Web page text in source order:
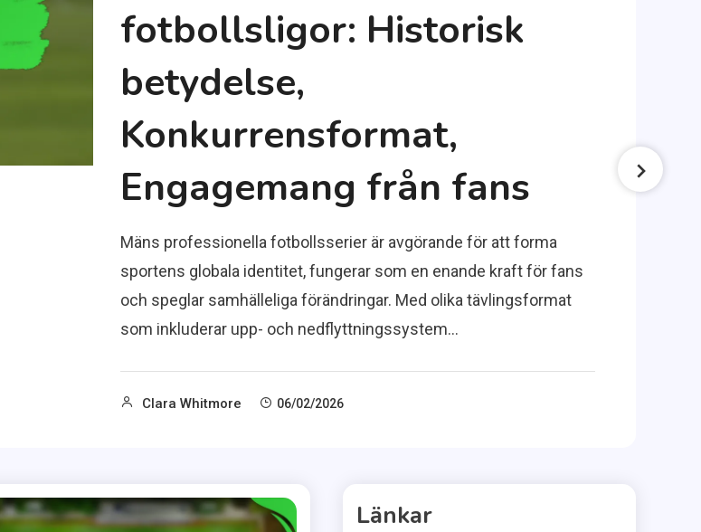
fotbollsligor: Historisk
betydelse,
Konkurrensformat,
Engagemang från fans
Mäns professionella fotbollsserier är avgörande för att forma
sportens globala identitet, fungerar som en enande kraft för fans
och speglar samhälleliga förändringar. Med olika tävlingsformat
som inkluderar upp- och nedflyttningssystem…
Clara Whitmore 06/02/2026
Länkar